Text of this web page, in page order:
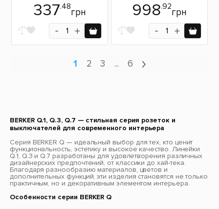
337.48
грн 998.92
грн
1 2 3 ... 6
BERKER Q.1, Q.3, Q.7 — стильная серия розеток и
выключателей для современного интерьера
Серия BERKER Q — идеальный выбор для тех, кто ценит
функциональность, эстетику и высокое качество. Линейки
Q.1, Q.3 и Q.7 разработаны для удовлетворения различных
дизайнерских предпочтений, от классики до хай-тека.
Благодаря разнообразию материалов, цветов и
дополнительных функций, эти изделия становятся не только
практичным, но и декоративным элементом интерьера.
Особенности серии BERKER Q